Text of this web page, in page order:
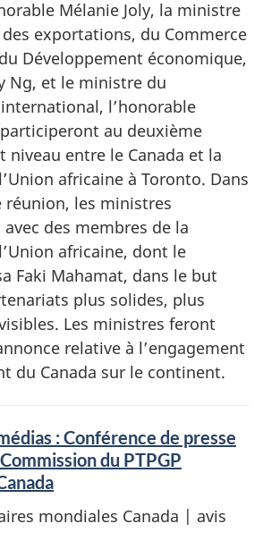
Mélanie Joly, la ministre
exportations, du Commerce
Développement économique,
Ng, et le ministre du
l’honorable
au deuxième
niveau entre le Canada et la
africaine à Toronto. Dans
réunion, les ministres
des membres de la
africaine, dont le
Faki Mahamat, dans le but
plus solides, plus
Les ministres feront
relative à l’engagement
du Canada sur le continent.
: Conférence de presse
du PTPGP
mondiales Canada | avis